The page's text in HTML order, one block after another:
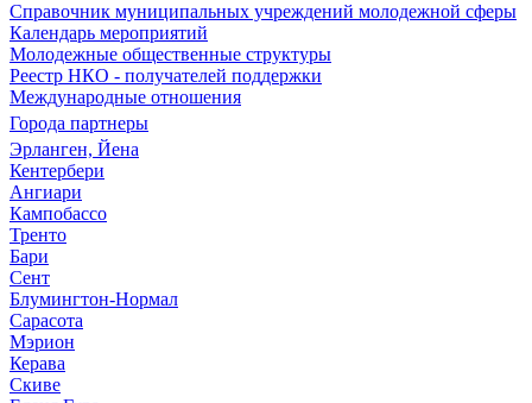
Справочник муниципальных учреждений молодежной сферы
Календарь мероприятий
Молодежные общественные структуры
Реестр НКО - получателей поддержки
Международные отношения
Города партнеры
Эрланген, Йена
Кентербери
Ангиари
Кампобассо
Тренто
Бари
Сент
Блумингтон-Нормал
Сарасота
Мэрион
Керава
Скиве